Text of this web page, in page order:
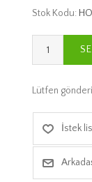
Stok Kodu:
Lütfen
İstek